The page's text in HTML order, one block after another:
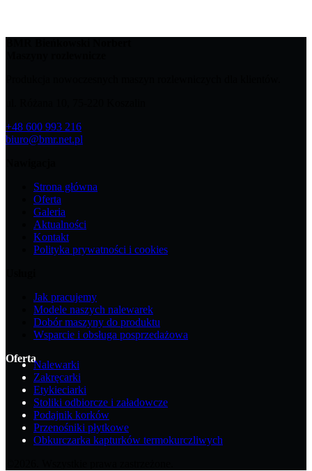
+48 600 993 216
biuro@bmr.net.pl
Strona główna
Oferta
Galeria
Aktualności
Kontakt
Polityka prywatności i cookies
Jak pracujemy
Modele naszych nalewarek
Dobór maszyny do produktu
Wsparcie i obsługa posprzedażowa
Oferta
Nalewarki
Zakręcarki
Etykieciarki
Stoliki odbiorcze i załadowcze
Podajnik korków
Przenośniki płytkowe
Obkurczarka kapturków termokurczliwych